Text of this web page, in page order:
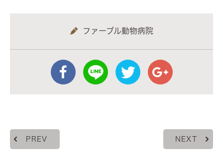
ファーブル動物病院
PREV NEXT